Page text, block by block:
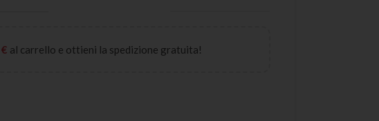
€ al carrello e ottieni la spedizione gratuita!